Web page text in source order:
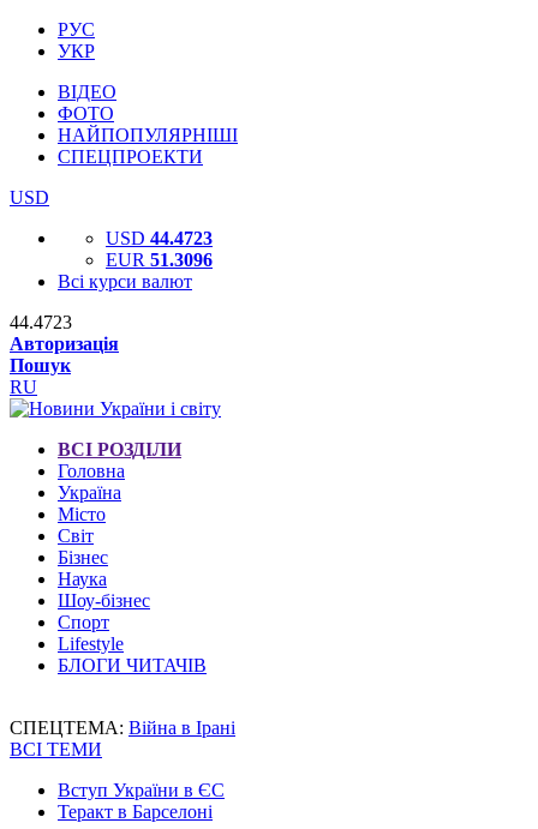
РУС
УКР
ВІДЕО
ФОТО
НАЙПОПУЛЯРНІШІ
СПЕЦПРОЕКТИ
USD
USD 44.4723
EUR 51.3096
Всі курси валют
44.4723
Авторизація
Пошук
RU
ВСІ РОЗДІЛИ
Головна
Україна
Місто
Світ
Бізнес
Наука
Шоу-бізнес
Спорт
Lifestyle
БЛОГИ ЧИТАЧІВ
СПЕЦТЕМА: Війна в Ірані
ВСІ ТЕМИ
Вступ України в ЄС
Теракт в Барселоні